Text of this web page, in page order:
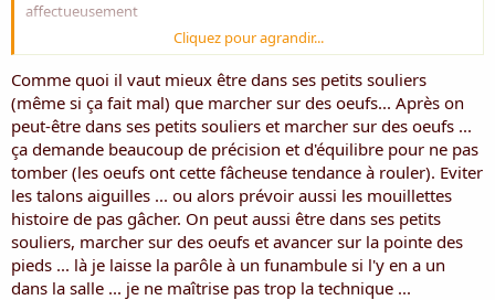
affectueusement
Rose ***
Cliquez pour agrandir...
Comme quoi il vaut mieux être dans ses petits souliers
(même si ça fait mal) que marcher sur des oeufs... Après on
peut-être dans ses petits souliers et marcher sur des oeufs ...
ça demande beaucoup de précision et d'équilibre pour ne pas
tomber (les oeufs ont cette fâcheuse tendance à rouler). Eviter
les talons aiguilles ... ou alors prévoir aussi les mouillettes
histoire de pas gâcher. On peut aussi être dans ses petits
souliers, marcher sur des oeufs et avancer sur la pointe des
pieds ... là je laisse la parôle à un funambule si l'y en a un
dans la salle ... je ne maîtrise pas trop la technique ...